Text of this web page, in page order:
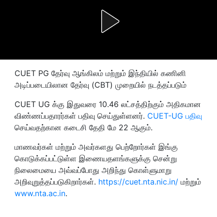
CUET PG தேர்வு ஆங்கிலம் மற்றும் இந்தியில் கணினி
அடிப்படையிலான தேர்வு (CBT) முறையில் நடத்தப்படும்
CUET UG க்கு இதுவரை 10.46 லட்சத்திற்கும் அதிகமான
விண்ணப்பதாரர்கள் பதிவு செய்துள்ளனர். CUET-UG பதிவு
செய்வதற்கான கடைசி தேதி மே 22 ஆகும்.
மாணவர்கள் மற்றும் அவர்களது பெற்றோர்கள் இங்கு
கொடுக்கப்பட்டுள்ள இணையதளங்களுக்கு சென்று
நிலைமையை அவ்வப்போது அறிந்து கொள்ளுமாறு
அறிவுறுத்தப்படுகிறார்கள். https://cuet.nta.nic.in/ மற்றும்
www.nta.ac.in.